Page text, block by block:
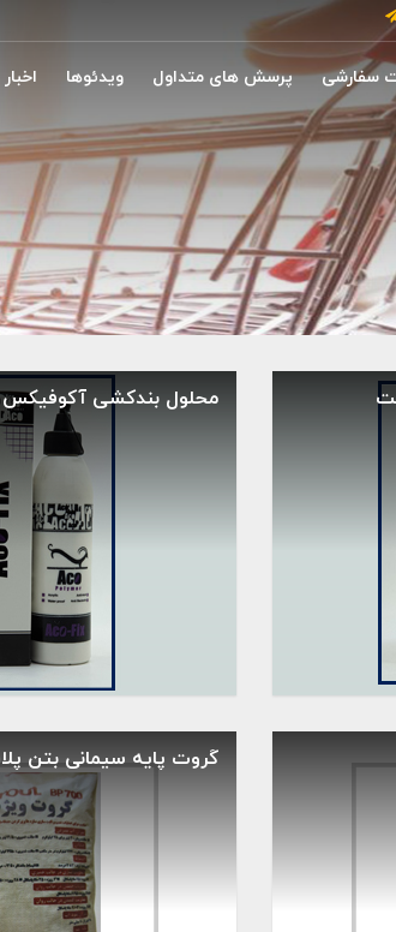
سفارشی پرسش های متداول ویدئوها اخبار
محلول بندکشی آکوفیکس
گروت پایه سیمانی بتن